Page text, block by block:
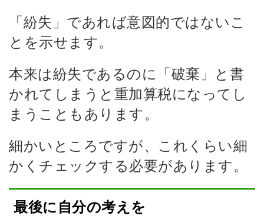
「紛失」であれば意図的ではないこ
とを示せます。
本来は紛失であるのに「破棄」と書
かれてしまうと重加算税になってし
まうこともあります。
細かいところですが、これくらい細
かくチェックする必要があります。
最後に自分の考えを